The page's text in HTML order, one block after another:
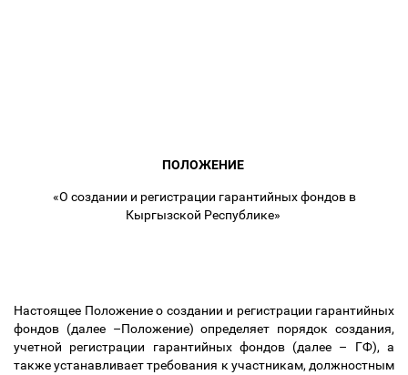
ПОЛОЖЕНИЕ
«О создании и регистрации гарантийных фондов в
Кыргызской Республике»
Настоящее Положение о создании и регистрации гарантийных
фондов (далее –Положение) определяет порядок создания,
учетной регистрации гарантийных фондов (далее – ГФ), а
также устанавливает требования к участникам, должностным